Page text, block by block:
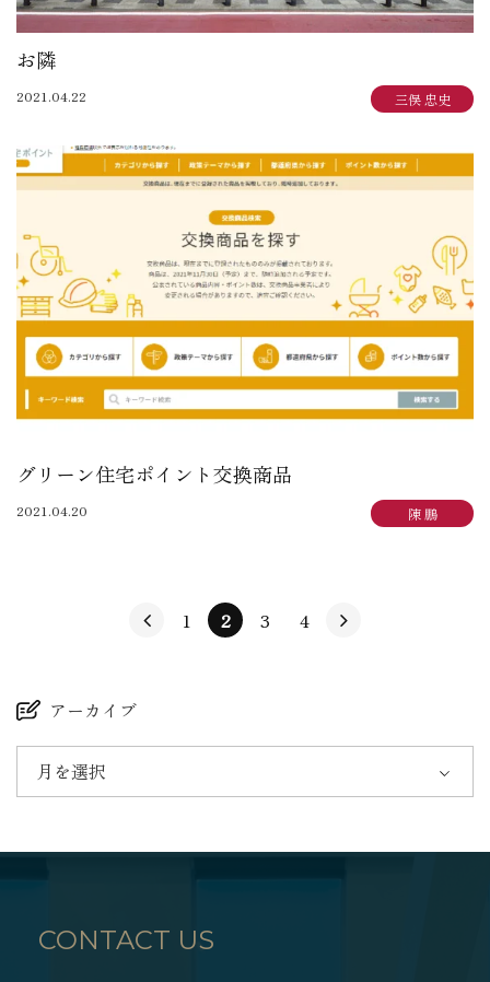
お隣
2021.04.22 三俣 忠史
グリーン住宅ポイント交換商品
2021.04.20 陳 鵬
1 2 3 4
アーカイブ
月を選択
CONTACT US